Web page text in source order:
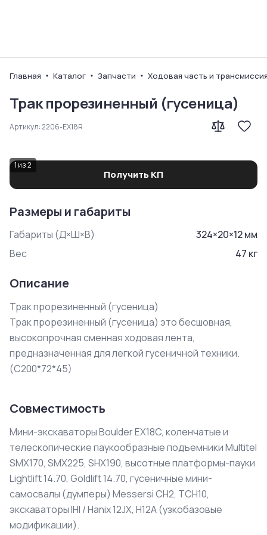
Главная Каталог Запчасти Ходовая часть и
Трак прорезиненный (гусеница)
Артикул:2206-EX18R
1 из2
Получить КП
Размеры и габариты
Габариты (Д×Ш×В) 324×20×12мм
Вес
47 кг
Описание
Трак прорезиненный (гусеница)
Трак прорезиненный (гусеница) это бесшовная,
высокопрочная сменная ходовая лента,
предназначенная для легкой гусеничной техники.
(С200*72*45)
Совместимость
Мини-экскаваторы Boulder EX18C, коленчатые и
телескопические паукообразные подъемники Multitel
SMX170, SMX225, SHX190, высотные платформы-пауки
Lightlift 14.70, Goldlift 14.70, гусеничные мини-
самосвалы (думперы) Messersi CH2, TCH10,
экскаваторы IHI / Hanix 12JX, H12A (узкобазовые
модификации).